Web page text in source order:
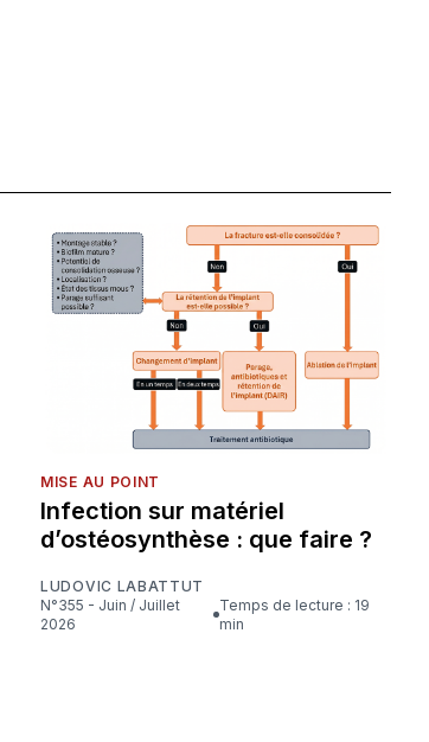
MISE AU POINT
Infection sur matériel
d’ostéosynthèse : que faire ?
LUDOVIC LABATTUT
N°355 - Juin / Juillet
2026
Temps de lecture : 19
min